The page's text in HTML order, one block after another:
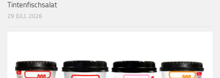
Tintenfischsalat
29 JULI, 2026